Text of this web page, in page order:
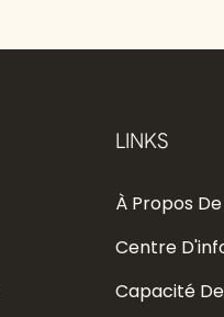
LINKS
À Propos
Centre
Capacité De